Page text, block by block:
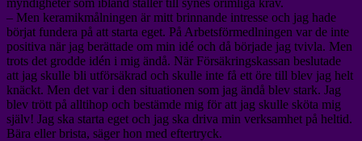
– Men keramikmålningen är mitt brinnande intresse och jag hade
börjat fundera på att starta eget. På Arbetsförmedlningen var de inte
positiva när jag berättade om min idé och då började jag tvivla. Men
trots det grodde idén i mig ändå. När Försäkringskassan beslutade
att jag skulle bli utförsäkrad och skulle inte få ett öre till blev jag helt
knäckt. Men det var i den situationen som jag ändå blev stark. Jag
blev trött på alltihop och bestämde mig för att jag skulle sköta mig
själv! Jag ska starta eget och jag ska driva min verksamhet på heltid.
Bära eller brista, säger hon med eftertryck.